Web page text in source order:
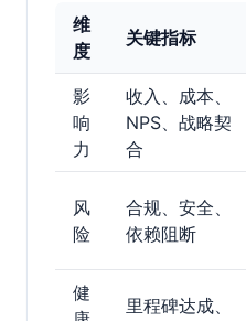
维
度
关键指标
影
响
力
收入、成本、
NPS、战略契
合
风
险
合规、安全、
依赖阻断
健
里程碑达成、